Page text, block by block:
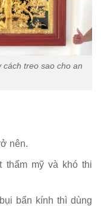
treo sao cho an
nên.
thẩm mỹ và khó thi
bẩn kính thì dùng